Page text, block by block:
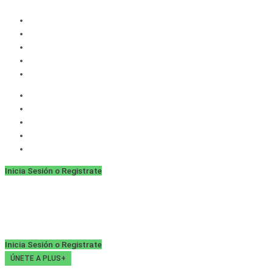
contenido
Inicia Sesión o Registrate
Inicia Sesión o Registrate
ÚNETE A PLUS+